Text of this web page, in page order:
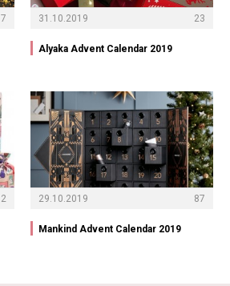
7
2
31.10.2019 23
Alyaka Advent Calendar 2019
29.10.2019 87
Mankind Advent Calendar 2019